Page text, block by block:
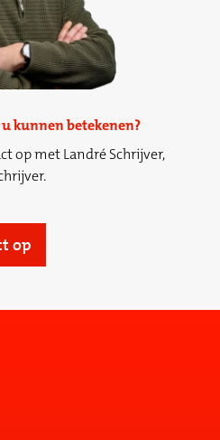
kunnen betekenen?
op met Landré Schrijver,
op